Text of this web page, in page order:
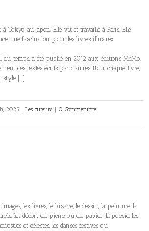
à Tokyo, au Japon. Elle vit et travaille à Paris. Elle
une fascination pour les livres illustrés.
temps, a été publié en 2012 aux éditions MeMo.
des textes écrits par d’autres. Pour chaque livre,
style […]
2025 Les auteurs
0 Commentaire
les livres, le bizarre, le dessin, la peinture, la
les décors en pierre ou en papier, la poésie, les
et célestes, les danses festives ou